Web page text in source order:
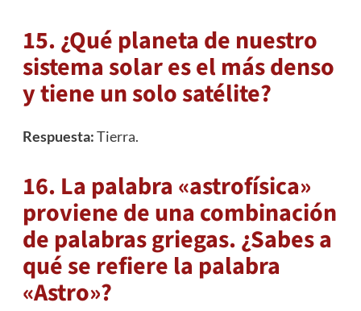
15. ¿Qué planeta de nuestro
sistema solar es el más denso
y tiene un solo satélite?
Respuesta:Tierra.
16. La palabra «astrofísica»
proviene de una combinación
de palabras griegas. ¿Sabes a
qué se refiere la palabra
«Astro»?